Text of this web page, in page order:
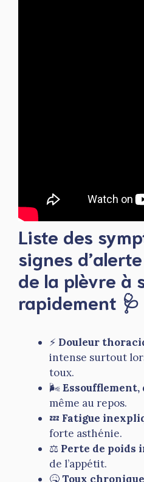
Liste des
signes
de la plèvre à
rapidement 🩺
⚡ Douleur
intense surtout
toux.
🌬️Essoufflement,
même au repos.
💤 Fatigue
forte asthénie.
⚖️ Perte de poids
de l’appétit.
🤒Toux chronique